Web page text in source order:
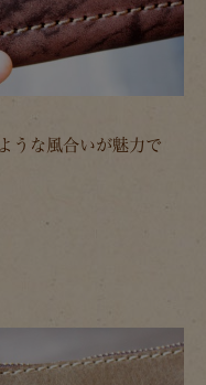
うな風合いが魅力で